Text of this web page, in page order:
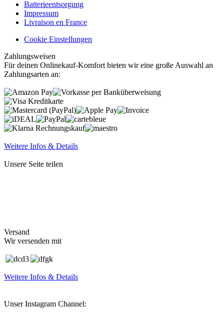
Batterieentsorgung
Impressum
Livraison en France
Cookie Einstellungen
Zahlungsweisen
Für deinen Onlinekauf-Komfort bieten wir eine große Auswahl an
Zahlungsarten an:
Weitere Infos & Details
Unsere Seite teilen
Versand
Wir versenden mit
Weitere Infos & Details
Unser Instagram Channel: